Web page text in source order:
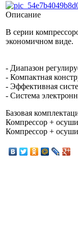
Описание
В серии
экономичном виде.
- Диапазон
- Компактная
- Эффективная
- Система
Базовая
Компрессор +
Компрессор +